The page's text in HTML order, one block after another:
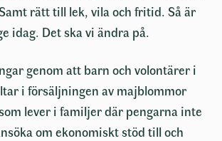
rätt till lek, vila och fritid. Så är
idag. Det ska vi ändra på.
genom att barn och volontärer i
i försäljningen av majblommor
lever i familjer där pengarna inte
om ekonomiskt stöd till och